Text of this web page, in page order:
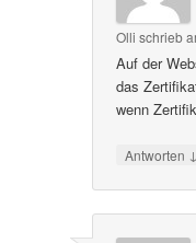
Olli schrieb
Auf der
das
wenn
Antworten ↓